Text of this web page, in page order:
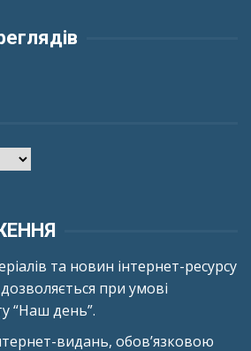
та новин інтернет-ресурсу
при умові
“Наш день”.
видань, обов’язковою